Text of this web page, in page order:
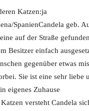
Katzen:ja
SpanienCandela geb.
auf der Straße
Besitzer einfach
gegenüber etwas
Sie ist eine sehr liebe
eigenes Zuhause
versteht Candela